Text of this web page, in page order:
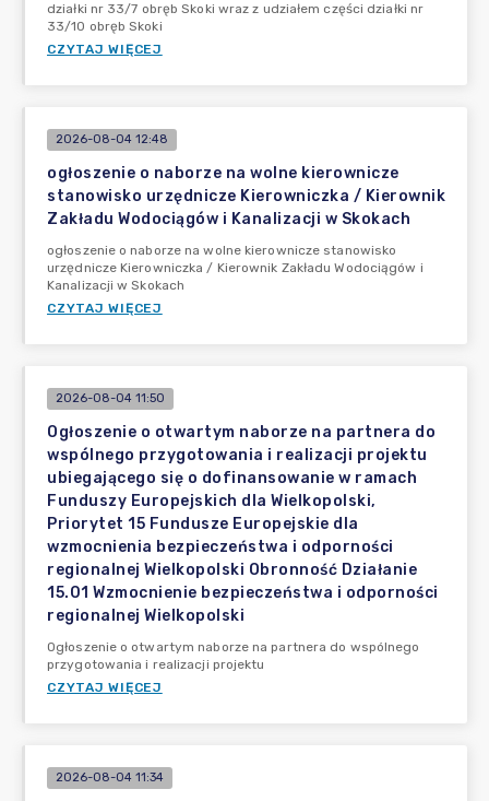
działki nr 33/7 obręb Skoki wraz z udziałem części działki nr
33/10 obręb Skoki
CZYTAJ WIĘCEJ
2026-08-04 12:48
ogłoszenie o naborze na wolne kierownicze
stanowisko urzędnicze Kierowniczka / Kierownik
Zakładu Wodociągów i Kanalizacji w Skokach
ogłoszenie o naborze na wolne kierownicze stanowisko
urzędnicze Kierowniczka / Kierownik Zakładu Wodociągów i
Kanalizacji w Skokach
CZYTAJ WIĘCEJ
2026-08-04 11:50
Ogłoszenie o otwartym naborze na partnera do
wspólnego przygotowania i realizacji projektu
ubiegającego się o dofinansowanie w ramach
Funduszy Europejskich dla Wielkopolski,
Priorytet 15 Fundusze Europejskie dla
wzmocnienia bezpieczeństwa i odporności
regionalnej Wielkopolski Obronność Działanie
15.01 Wzmocnienie bezpieczeństwa i odporności
regionalnej Wielkopolski
Ogłoszenie o otwartym naborze na partnera do wspólnego
przygotowania i realizacji projektu
CZYTAJ WIĘCEJ
2026-08-04 11:34